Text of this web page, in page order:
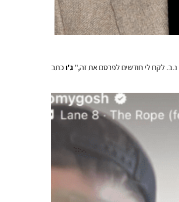
נ.ב. לקח לי חודשים לפרסם את זה,"ג'וכתב